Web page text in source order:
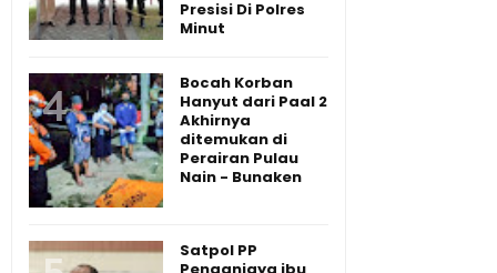
Presisi Di Polres
Minut
Bocah Korban
Hanyut dari Paal 2
Akhirnya
ditemukan di
Perairan Pulau
Nain - Bunaken
Satpol PP